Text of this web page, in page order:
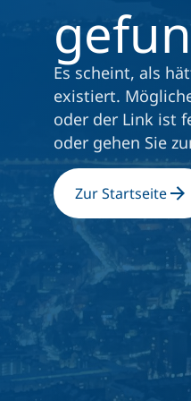
Es scheint, als
existiert.
oder der Link ist
oder gehen Sie
Zur Startseite